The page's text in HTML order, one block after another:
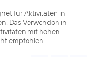
für Aktivitäten in
Das Verwenden in
mit hohen
empfohlen.